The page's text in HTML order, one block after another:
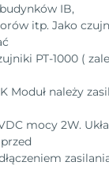
IB,
itp. Jako
PT-1000 (
Moduł należy
mocy 2W.